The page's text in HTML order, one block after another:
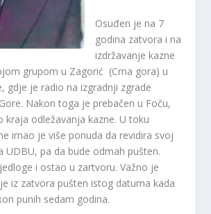
Osuđen je na 7
godina zatvora i na
izdržavanje kazne
grupom u Zagorić (Crna gora) u
gdje je radio na izgradnji zgrade
Nakon toga je prebačen u Foču,
kraja odležavanja kazne. U toku
imao je više ponuda da revidira svoj
UDBU, pa da bude odmah pušten.
i ostao u zartvoru. Važno je
iz zatvora pušten istog datuma kada
punih sedam godina.